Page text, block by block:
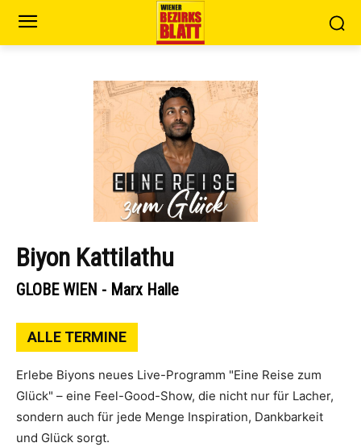
Biyon Kattilathu
GLOBE WIEN - Marx Halle
ALLE TERMINE
Erlebe Biyons neues Live-Programm "Eine Reise zum
Glück" – eine Feel-Good-Show, die nicht nur für Lacher,
sondern auch für jede Menge Inspiration, Dankbarkeit
und Glück sorgt.